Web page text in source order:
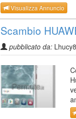
Visualizza Annuncio
Scambio
pubblicato da: